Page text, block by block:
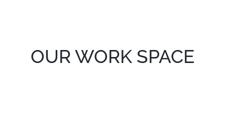
OUR WORK SPACE